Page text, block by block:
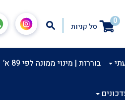
0
סל קניות
בוררות | מינוי ממונה לפי 89 א’